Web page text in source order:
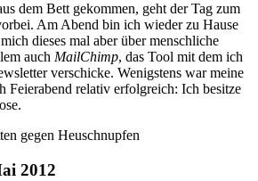
dem Bett gekommen, geht der Tag zum
Am Abend bin ich wieder zu Hause
dieses mal aber über menschliche
auch MailChimp, das Tool mit dem ich
verschicke. Wenigstens war meine
Feierabend relativ erfolgreich: Ich besitze
2012